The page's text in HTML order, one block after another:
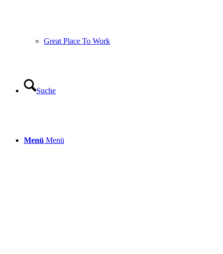
Great Place To Work
Suche
Menü Menü